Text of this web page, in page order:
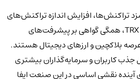
تراکنش‌ها، افزایش اندازه تراکنش‌های
تتر و افزایش قیمت توکن TRX، همگی گواهی بر پیشرفت‌های
بلاکچین و ارزهای دیجیتال هستند.
کاربران و سرمایه‌گذاران بیشتری
نقشی اساسی در این صنعت ایفا